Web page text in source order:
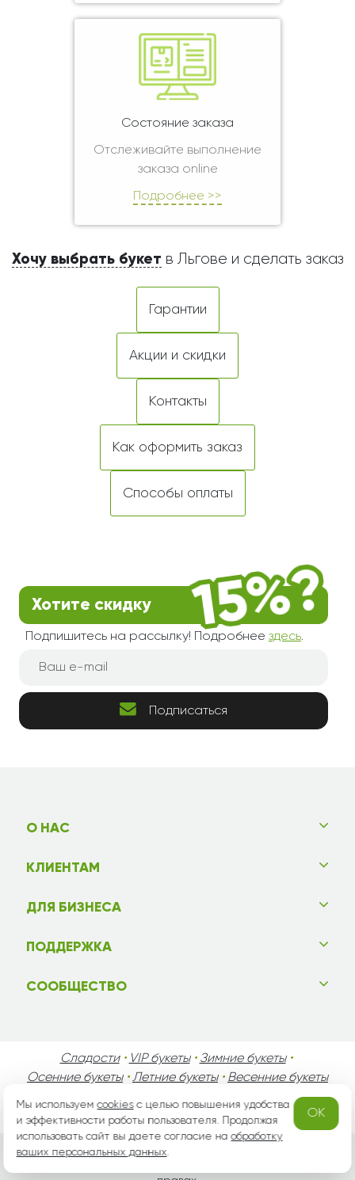
Состояние заказа
Отслеживайте выполнение
заказа online
Подробнее >>
Хочу выбрать букет в Льгове и сделать заказ
Гарантии
Акции и скидки
Контакты
Как оформить заказ
Способы оплаты
Хотите скидку
Подпишитесь на рассылку! Подробнее здесь.
Подписаться
О НАС
КЛИЕНТАМ
ДЛЯ БИЗНЕСА
ПОДДЕРЖКА
СООБЩЕСТВО
Сладости• VIP букеты• Зимние букеты•
Осенние букеты•Летние букеты• Весенние букеты
•
День Мужчин•Праздники!
Мы используемcookiesс целью повышения удобства
и эффективности работы пользователя. Продолжая
использовать сайт вы даете согласие наобработку
ваших персональных данных.
OK